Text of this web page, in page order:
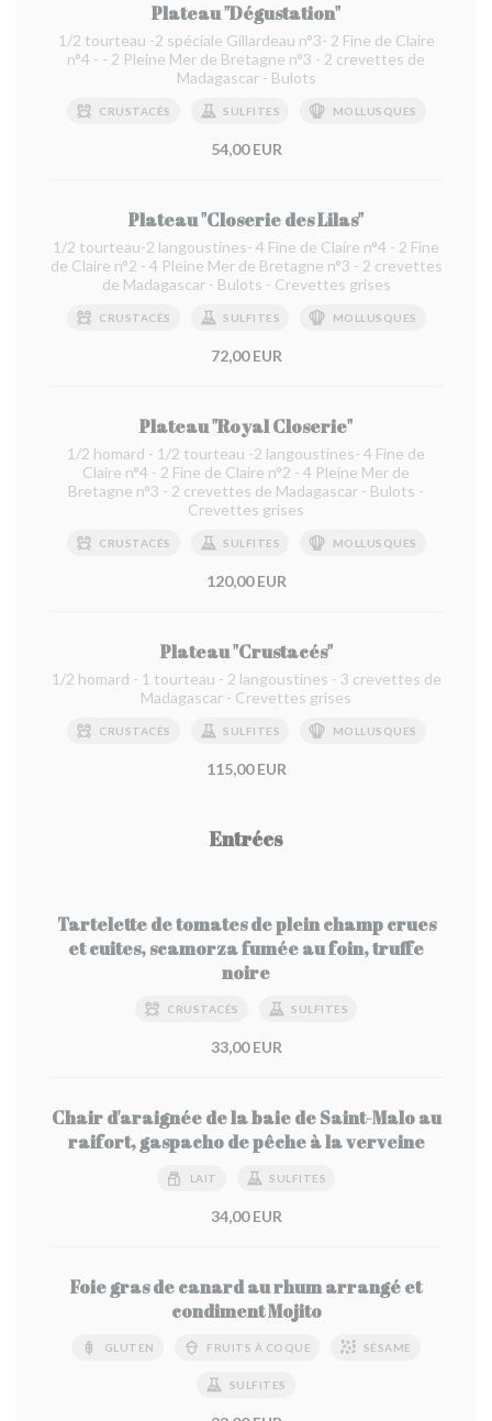
Plateau "Dégustation"
1/2 tourteau -2 spéciale Gillardeau n°3- 2 Fine de Claire
n°4 - - 2 Pleine Mer de Bretagne n°3 - 2 crevettes de
Madagascar - Bulots
CRUSTACÉS SULFITES MOLLUSQUES
54,00 EUR
Plateau "Closerie des Lilas"
1/2 tourteau-2 langoustines- 4 Fine de Claire n°4 - 2 Fine
de Claire n°2 - 4 Pleine Mer de Bretagne n°3 - 2 crevettes
de Madagascar - Bulots - Crevettes grises
CRUSTACÉS SULFITES MOLLUSQUES
72,00 EUR
Plateau "Royal Closerie"
1/2 homard - 1/2 tourteau -2 langoustines- 4 Fine de
Claire n°4 - 2 Fine de Claire n°2 - 4 Pleine Mer de
Bretagne n°3 - 2 crevettes de Madagascar - Bulots -
Crevettes grises
CRUSTACÉS SULFITES MOLLUSQUES
120,00 EUR
Plateau "Crustacés"
1/2 homard - 1 tourteau - 2 langoustines - 3 crevettes de
Madagascar - Crevettes grises
CRUSTACÉS SULFITES MOLLUSQUES
115,00 EUR
Entrées
Tartelette de tomates de plein champ crues
et cuites, scamorza fumée au foin, truffe
noire
CRUSTACÉS SULFITES
33,00 EUR
Chair d'araignée de la baie de Saint-Malo au
raifort, gaspacho de pêche à la verveine
LAIT SULFITES
34,00 EUR
Foie gras de canard au rhum arrangé et
condiment Mojito
GLUTEN FRUITS À COQUE SÉSAME
SULFITES